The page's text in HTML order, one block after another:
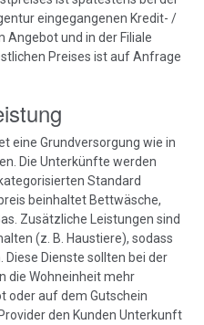
eingegangenen Kredit- /
Angebot und in der Filiale
Preises ist auf Anfrage
eine Grundversorgung wie in
Die Unterkünfte werden
Standard
beinhaltet Bettwäsche,
Zusätzliche Leistungen sind
(z. B. Haustiere), sodass
Dienste sollten bei der
die Wohneinheit mehr
oder auf dem Gutschein
den Kunden Unterkunft